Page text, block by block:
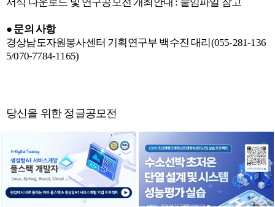
● 문의 사항
경상남도자원봉사센터 기획연구부 백수진 대리(055-281-136
5/070-7784-1165)
당신을 위한 정글공모전